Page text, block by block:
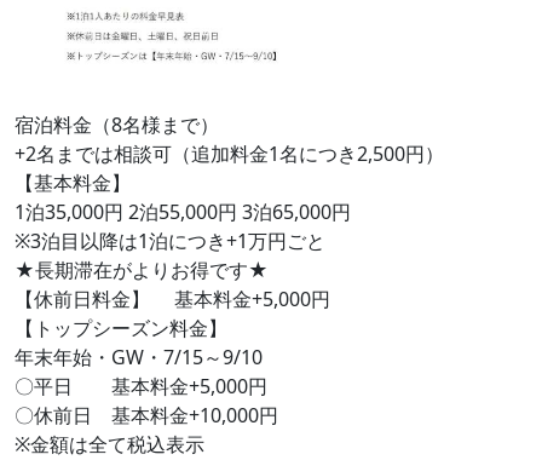
宿泊料金（8名様まで）
+2名までは相談可（追加料金1名につき2,500円）
【基本料金】
1泊35,000円 2泊55,000円 3泊65,000円
※3泊目以降は1泊につき+1万円ごと
★長期滞在がよりお得です★
【休前日料金】 基本料金+5,000円
【トップシーズン料金】
年末年始・GW・7/15～9/10
〇平日 基本料金+5,000円
〇休前日 基本料金+10,000円
※金額は全て税込表示